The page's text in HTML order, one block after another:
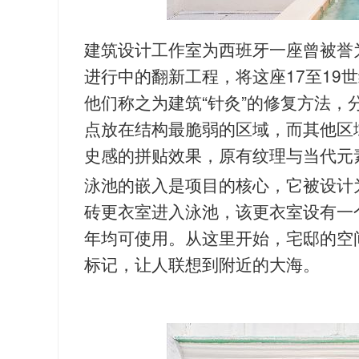
建筑设计工作室为西班牙一座曾被
进行中的翻新工程，将这座17至19
他们称之为建筑“针灸”的修复方法
点放在结构最脆弱的区域，而其他
史感的拼贴效果，原有纹理与当代
泳池的嵌入是项目的核心，它被设
砖更衣室进入泳池，该更衣室设有
年均可使用。从这里开始，宅邸的
标记，让人联想到附近的大海。